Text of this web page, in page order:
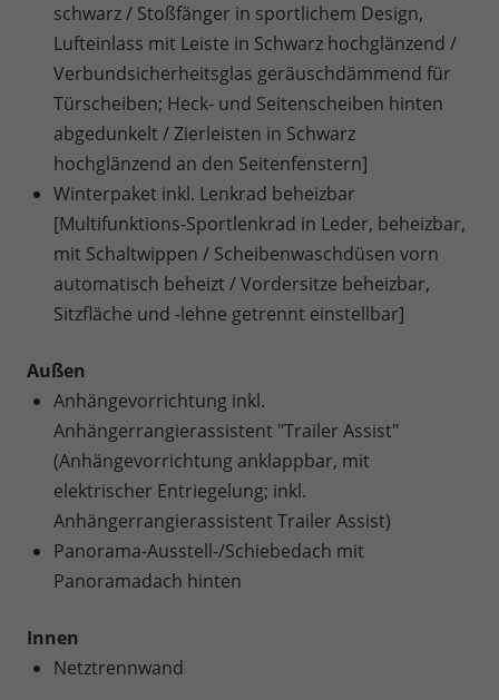
schwarz / Stoßfänger in sportlichem Design,
Lufteinlass mit Leiste in Schwarz hochglänzend /
Verbundsicherheitsglas geräuschdämmend für
Türscheiben; Heck- und Seitenscheiben hinten
abgedunkelt / Zierleisten in Schwarz
hochglänzend an den Seitenfenstern]
Winterpaket inkl. Lenkrad beheizbar
[Multifunktions-Sportlenkrad in Leder, beheizbar,
mit Schaltwippen / Scheibenwaschdüsen vorn
automatisch beheizt / Vordersitze beheizbar,
Sitzfläche und -lehne getrennt einstellbar]
Außen
Anhängevorrichtung inkl.
Anhängerrangierassistent "Trailer Assist"
(Anhängevorrichtung anklappbar, mit
elektrischer Entriegelung; inkl.
Anhängerrangierassistent Trailer Assist)
Panorama-Ausstell-/Schiebedach mit
Panoramadach hinten
Innen
Netztrennwand